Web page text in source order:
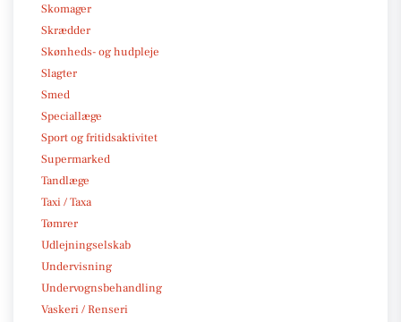
Skomager
Skrædder
Skønheds- og hudpleje
Slagter
Smed
Speciallæge
Sport og fritidsaktivitet
Supermarked
Tandlæge
Taxi / Taxa
Tømrer
Udlejningselskab
Undervisning
Undervognsbehandling
Vaskeri / Renseri